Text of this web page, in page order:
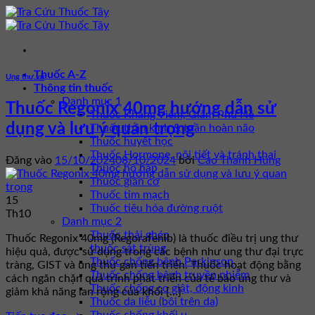
Bỏ
qua
dung
Thuốc A-Z
Thông tin thuốc
Danh mục 1
Thuốc Kháng Viêm, Giảm Phù Nề
Thuốc thần kinh & tuần hoàn não
Thuốc huyết học
Thuốc Hormone, nội tiết và tránh thai
Thuốc hô hấp
Thuốc giãn cơ
Thuốc tim mạch
Thuốc tiêu hóa đường ruột
Danh mục 2
Thuốc thải ghép
thuốc sát trùng
Thuốc chống bệnh Parkinson
Thuốc chống bệnh truyền nhiễm
Thuốc chống co giật, động kinh
Thuốc da liễu (bôi trên da)
Ung thư vú
Thuốc Regonix 40mg hướng dẫn sử
dụng và lưu ý quan trọng
Đăng vào 15/10/202408/10/2024 bởiCao Thanh Hùng
15
Th10
Thuốc Regonix 40mg (Regorafenib) là thuốc điều trị ung thư
hiệu quả, được sử dụng trong các bệnh như ung thư đại trực
tràng, GIST và ung thư gan tiến triển. Thuốc hoạt động bằng
cách ngăn chặn quá trình phát triển của tế bào ung thư và
giảm khả năng lan rộng của khối […]